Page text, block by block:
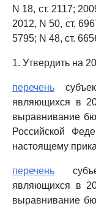
N 18, ст. 2117;
2012, N 50, ст.
5795; N 48, ст.
1. Утвердить на
перечень
являющихся в
выравнивание
Российской
настоящему
перечень
являющихся в
выравнивание